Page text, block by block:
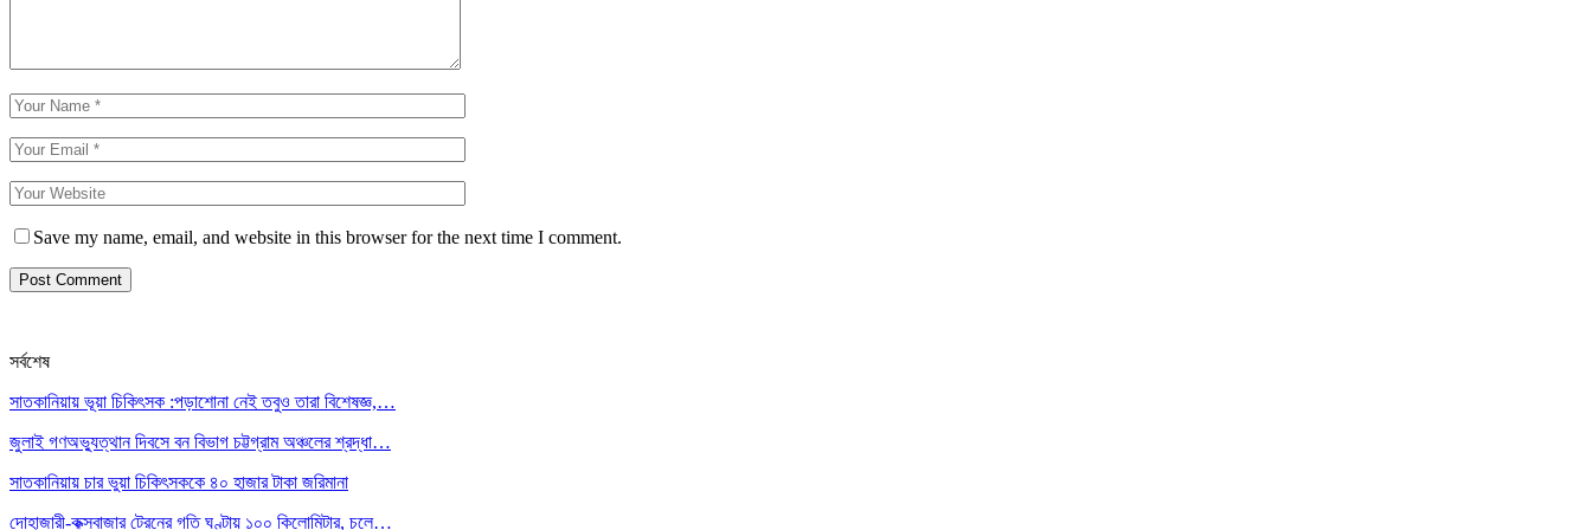
Save my name, email, and website in this browser for the next time I comment.
সর্বশেষ
সাতকানিয়ায় ভূয়া চিকিৎসক :পড়াশোনা নেই তবুও তারা বিশেষজ্ঞ,…
জুলাই গণঅভ্যুত্থান দিবসে বন বিভাগ চট্টগ্রাম অঞ্চলের শ্রদ্ধা…
সাতকানিয়ায় চার ভুয়া চিকিৎসককে ৪০ হাজার টাকা জরিমানা
দোহাজারী-কক্সবাজার ট্রেনের গতি ঘণ্টায় ১০০ কিলোমিটার, চলে…